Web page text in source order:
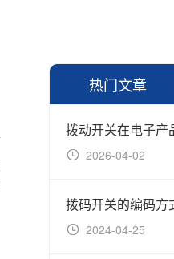
热门文章
拨动开关在电子产
2026-04-02
2024-04-25